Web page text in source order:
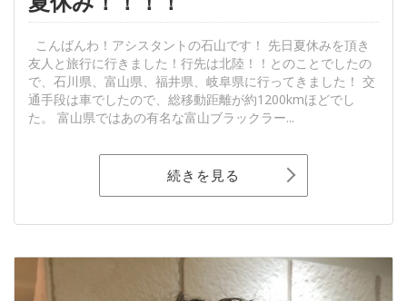
こんばんわ！アシスタントの石山です！ 先日夏休みを頂き
友人と旅行に行きました！行先は北陸！！とのことでしたの
で、石川県、富山県、福井県、岐阜県に行ってきました！ 交
通手段は車でしたので、総移動距離が約1200kmほどでし
た。 富山県ではあの有名な富山ブラックラー...
続きを見る